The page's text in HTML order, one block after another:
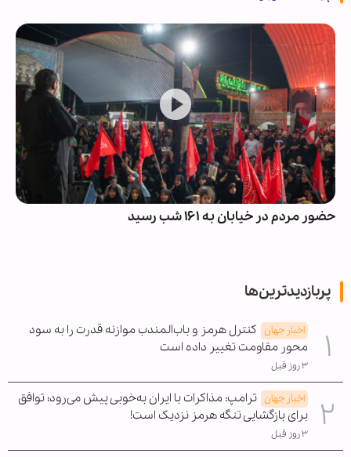
هزینه‌های آمریکا در جنگ علیه ایران؛ تازه‌ترین
پربازدیدترین‌ها
اخبار جهان کنترل هرمز و باب‌المندب موازنه قدرت را به سود
محور مقاومت تغییر داده است
۳ روز قبل
اخبار جهان ترامپ: مذاکرات با ایران به‌خوبی پیش می‌رود؛ توافق
برای بازگشایی تنگه هرمز نزدیک است!
۳ روز قبل